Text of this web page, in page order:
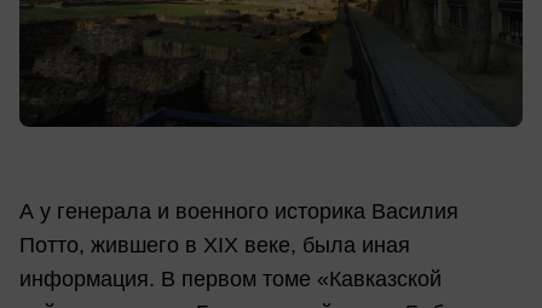
А у генерала и военного историка Василия
Потто, жившего в XIX веке, была иная
информация. В первом томе «Кавказской